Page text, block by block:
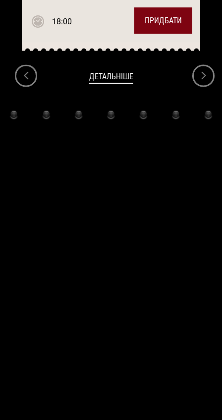
18:00 ПРИДБАТИ
ДЕТАЛЬНІШЕ